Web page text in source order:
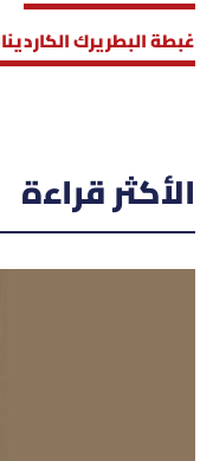
غبطة البطريرك
الأكثر قراءة